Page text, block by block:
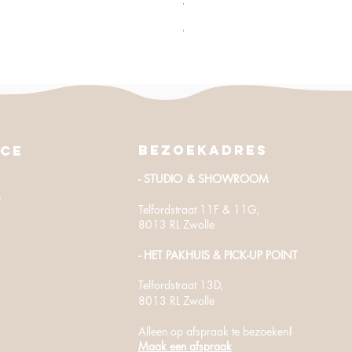
Vanaf
Verkoopprijs
excl. BTW
Bezoekadres
- STUDIO & SHOWROOM
Telfordstraat 11F & 11G,
8013 RL Zwolle
- HET PAKHUIS​ & PICK-UP POINT
Telfordstraat13D,
8013 RL Zwolle
Alleen op afspraak te bezoeken!
Maak een afspraak